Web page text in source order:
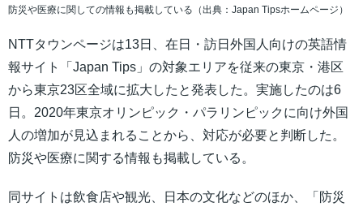
防災や医療に関しての情報も掲載している（出典：Japan Tipsホームページ）
NTTタウンページは13日、在日・訪日外国人向けの英語情
報サイト「Japan Tips」の対象エリアを従来の東京・港区
から東京23区全域に拡大したと発表した。実施したのは6
日。2020年東京オリンピック・パラリンピックに向け外国
人の増加が見込まれることから、対応が必要と判断した。
防災や医療に関する情報も掲載している。
同サイトは飲食店や観光、日本の文化などのほか、「防災